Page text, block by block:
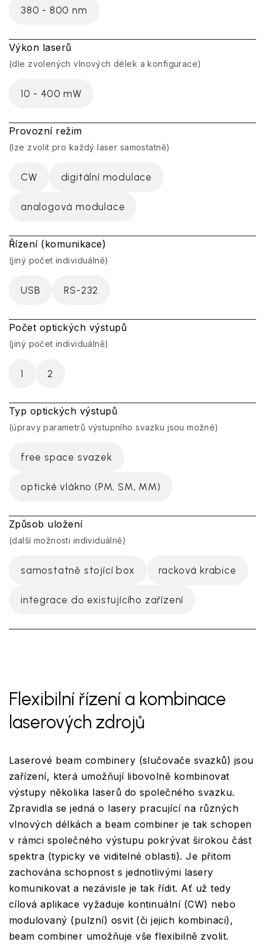
380 - 800 nm
Výkon laserů
(dle zvolených vlnových délek a konfigurace)
10 - 400 mW
Provozní režim
(lze zvolit pro každý laser samostatně)
CW digitální modulace
analogová modulace
Řízení (komunikace)
(jiný počet individuálně)
USB RS-232
Počet optických výstupů
(jiný počet individuálně)
1 2
Typ optických výstupů
(úpravy parametrů výstupního svazku jsou možné)
free space svazek
optické vlákno (PM, SM, MM)
Způsob uložení
(další možnosti individuálně)
samostatně stojící box racková krabice
integrace do existujícího zařízení
Flexibilní řízení a kombinace
laserových zdrojů
Laserové beam combinery (slučovače svazků) jsou
zařízení, která umožňují libovolně kombinovat
výstupy několika laserů do společného svazku.
Zpravidla se jedná o lasery pracující na různých
vlnových délkách a beam combiner je tak schopen
v rámci společného výstupu pokrývat širokou část
spektra (typicky ve viditelné oblasti). Je přitom
zachována schopnost s jednotlivými lasery
komunikovat a nezávisle je tak řídit. Ať už tedy
cílová aplikace vyžaduje kontinuální (CW) nebo
modulovaný (pulzní) osvit (či jejich kombinaci),
beam combiner umožňuje vše flexibilně zvolit.